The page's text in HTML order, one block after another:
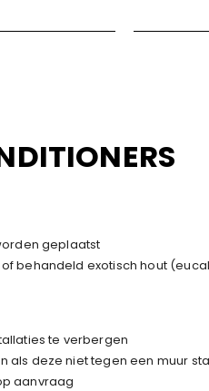
geplaatst
behandeld exotisch hout
te verbergen
als deze niet tegen een muur
aanvraag